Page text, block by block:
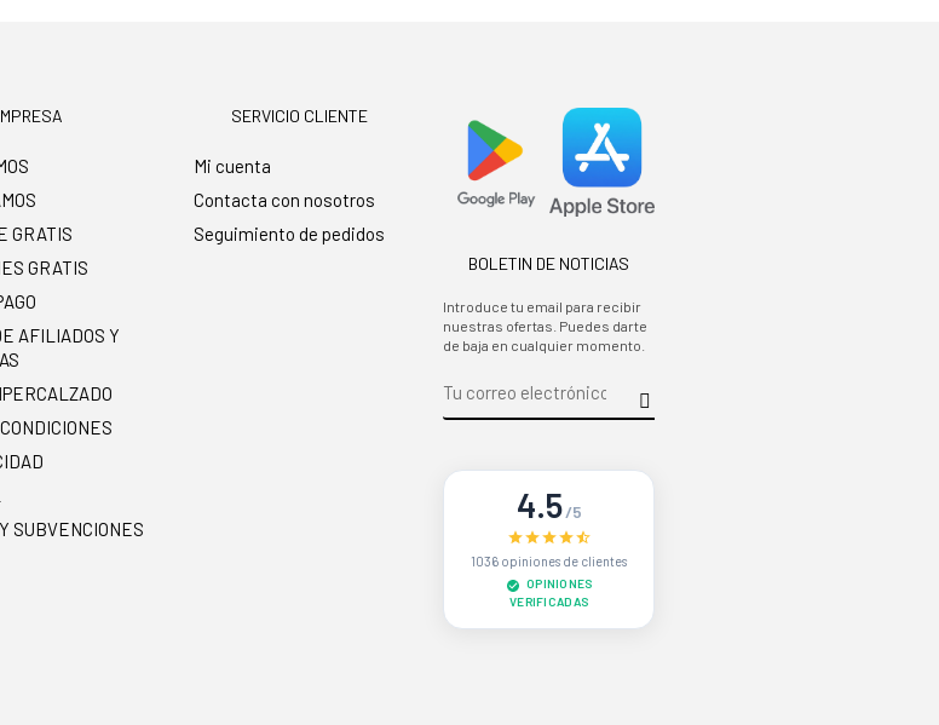
GRATIS
GRATIS
AFILIADOS Y
SUBVENCIONES
SERVICIO CLIENTE
Mi cuenta
Contacta con nosotros
Seguimiento de pedidos
BOLETIN DE NOTICIAS
Introduce tu email para recibir
nuestras ofertas. Puedes darte
de baja en cualquier momento.
4.5/5
1036 opiniones de clientes
OPINIONES
VERIFICADAS